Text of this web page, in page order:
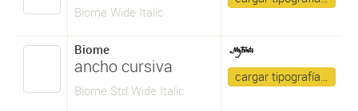
Biome Wide Italic
Biome
ancho cursiva
Biome Std Wide Italic
cargar tipografía…